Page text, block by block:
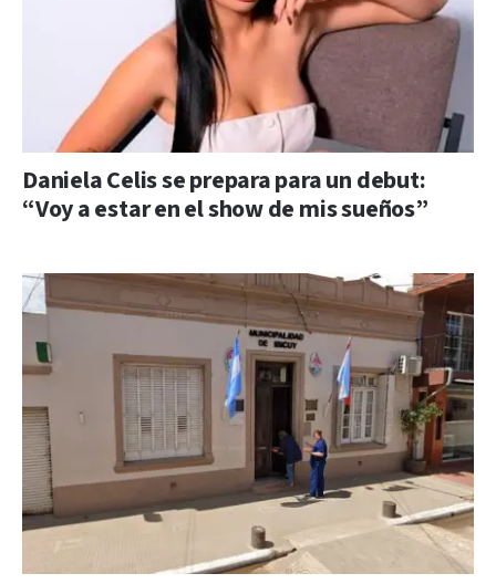
Daniela Celis se prepara para un debut:
“Voy a estar en el show de mis sueños”